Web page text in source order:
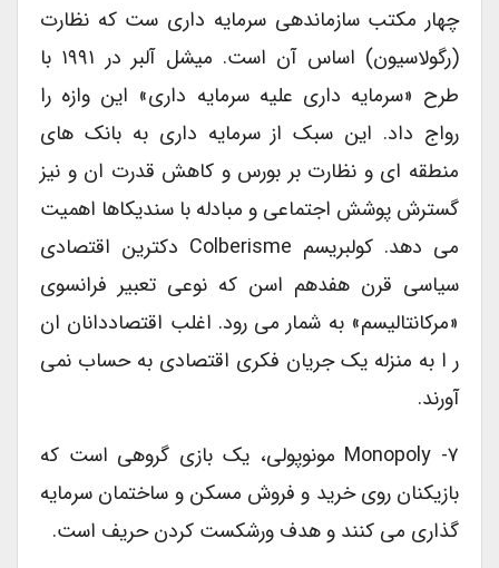
چهار مکتب سازماندهی سرمایه داری ست که نظارت
(رگولاسیون) اساس آن است. میشل آلبر در ۱۹۹۱ با
طرح «سرمایه داری علیه سرمایه داری» این وازه را
رواج داد. این سبک از سرمایه داری به بانک های
منطقه ای و نظارت بر بورس و کاهش قدرت ان و نیز
گسترش پوشش اجتماعی و مبادله با سندیکاها اهمیت
می دهد. کولبریسم Colberisme دکترین اقتصادی
سیاسی قرن هفدهم اسن که نوعی تعبیر فرانسوی
«مرکانتالیسم» به شمار می رود. اغلب اقتصاددانان ان
ر ا به منزله یک جریان فکری اقتصادی به حساب نمی
آورند.
۷- Monopoly مونوپولی، یک بازی گروهی است که
بازیکنان روی خرید و فروش مسکن و ساختمان سرمایه
گذاری می کنند و هدف ورشکست کردن حریف است.